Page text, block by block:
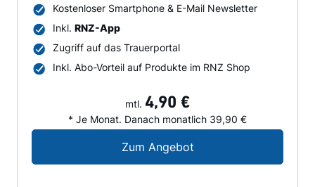
Kostenloser Smartphone & E-Mail Newsletter
Inkl. RNZ-App
Zugriff auf das Trauerportal
Inkl. Abo-Vorteil auf Produkte im RNZ Shop
mtl. 4,90 €
* Je Monat. Danach monatlich 39,90 €
Zum AngebotDigital-Angebot für